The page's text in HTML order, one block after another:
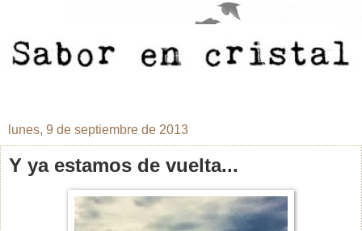
lunes, 9 de septiembre de 2013
Y ya estamos de vuelta...